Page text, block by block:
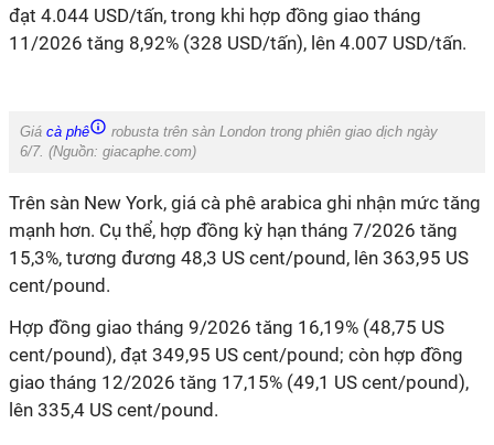
đạt 4.044 USD/tấn, trong khi hợp đồng giao tháng
11/2026 tăng 8,92% (328 USD/tấn), lên 4.007 USD/tấn.
Giá cà phê
robusta trên sàn London trong phiên giao dịch ngày
6/7. (Nguồn: giacaphe.com)
Trên sàn New York, giá cà phê arabica ghi nhận mức tăng
mạnh hơn. Cụ thể, hợp đồng kỳ hạn tháng 7/2026 tăng
15,3%, tương đương 48,3 US cent/pound, lên 363,95 US
cent/pound.
Hợp đồng giao tháng 9/2026 tăng 16,19% (48,75 US
cent/pound), đạt 349,95 US cent/pound; còn hợp đồng
giao tháng 12/2026 tăng 17,15% (49,1 US cent/pound),
lên 335,4 US cent/pound.